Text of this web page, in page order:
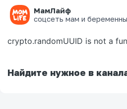
МамЛайф
соцсеть мам и
Ошибка на
crypto.randomUUID is not a
Найдите нужное в